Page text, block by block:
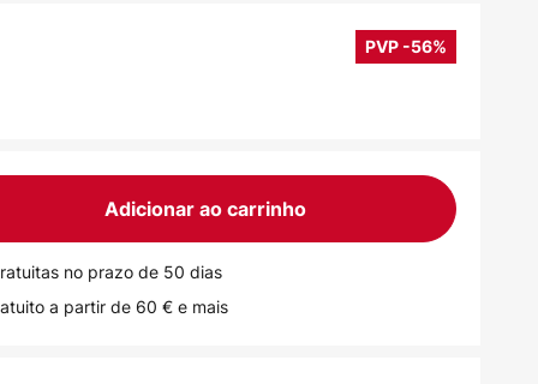
PVP -56%
Adicionar ao carrinho
no prazo de 50 dias
a partir de 60 € e mais